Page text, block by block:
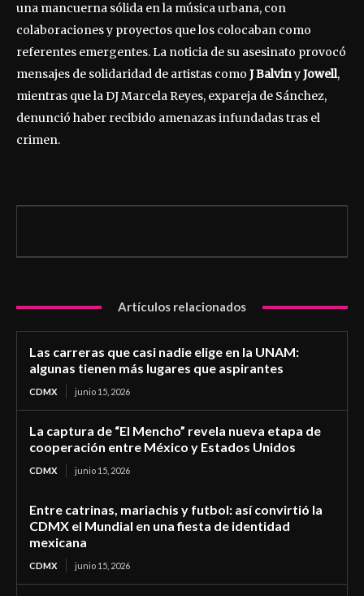
una mancuerna sólida en la música urbana, con
colaboraciones y proyectos que los colocaban como
referentes emergentes. La noticia de su asesinato provocó
mensajes de solidaridad de artistas como J BalvinyJowell,
mientras que la DJ Marcela Reyes, expareja de Sánchez,
denunció haber recibido amenazas infundadas tras el
crimen.
Artículos relacionados
Las carreras que casi nadie elige en la UNAM:
algunas tienen más lugares que aspirantes
CDMX junio 15, 2026
La captura de “El Mencho” revela nueva etapa de
cooperación entre México y Estados Unidos
CDMX junio 15, 2026
Entre catrinas, mariachis y futbol: así convirtió la
CDMX el Mundial en una fiesta de identidad
mexicana
CDMX junio 15, 2026